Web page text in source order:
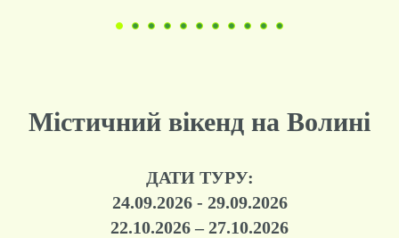
Містичний вікенд на Волині
ДАТИ ТУРУ:
24.09.2026 - 29.09.2026
22.10.2026 – 27.10.2026